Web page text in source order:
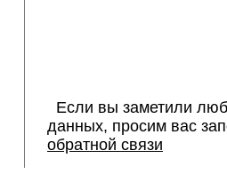
Если вы заметили
данных, просим вас
обратной связи